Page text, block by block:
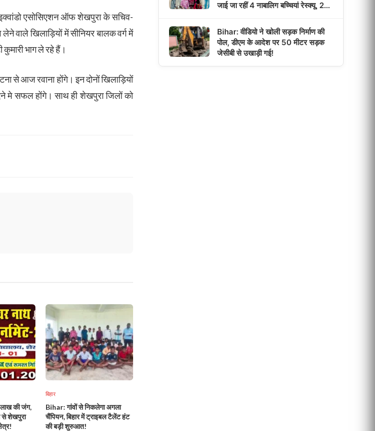
एसोसिएशन ऑफ शेखपुरा के सचिव-
लेने वाले खिलाड़ियों में सीनियर बालक वर्ग में
भाग ले रहे हैं।
से आज रवाना होंगे। इन दोनों खिलाड़ियों
देने मे सफल होंगे। साथ ही शेखपुरा जिलों को
की जंग,
से शेखपुरा
बिहार
Bihar: गांवों से निकलेगा अगला
चैंपियन, बिहार में ट्राइबल टैलेंट हंट
की बड़ी शुरुआत!
जाई जा रहीं 4 नाबालिग बच्चियां रेस्क्यू, 2
Bihar: वीडियो ने खोली सड़क निर्माण की
पोल, डीएम के आदेश पर 50 मीटर सड़क
जेसीबी से उखाड़ी गई!